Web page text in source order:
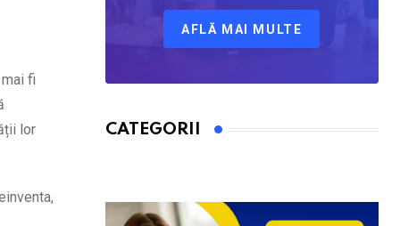
fi
lor
AFLĂ MAI MULTE
CATEGORII